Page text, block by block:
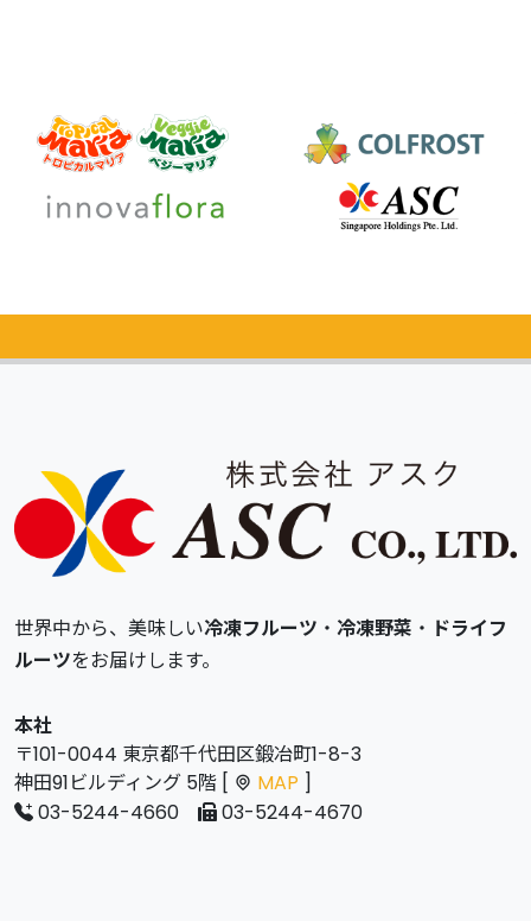
カタログ無料請求
世界中から、美味しい冷凍フルーツ ・ 冷凍野菜 ・ ドライフ
ルーツをお届けします。
本社
〒101-0044 東京都千代田区鍛冶町1-8-3
神田91ビルディング 5階 [
MAP ]
03-5244-4660
03-5244-4670